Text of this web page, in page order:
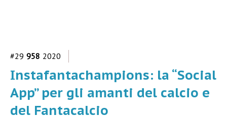
#29 958 2020
Instafantachampions: la “Social
App” per gli amanti del calcio e
del Fantacalcio